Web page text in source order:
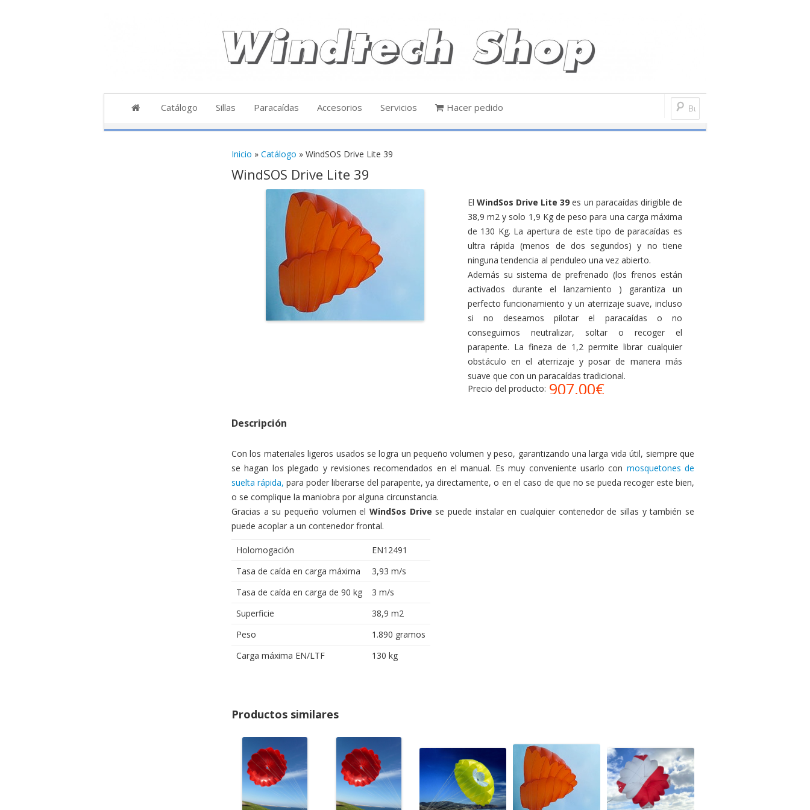
Catálogo Sillas
Reversibles
Biplaza
Accesorios para sillas
Paracaídas
hasta 85 kg
hasta 100 kg
hasta 115 kg
hasta 180 kg
hasta 105 kg
hasta 120 kg
hasta 150 kg
hasta 220 kg
Accesorios
Accesorios
Electrónica
Accesorios paracaídas
Accesorios para sillas
Servicios Hacer pedido
Inicio » Catálogo » WindSOS Drive Lite 39
WindSOS Drive Lite 39
El WindSos Drive Lite 39 es un paracaídas dirigible de
38,9 m2 y solo 1,9 Kg de peso para una carga máxima
de 130 Kg. La apertura de este tipo de paracaídas es
ultra rápida (menos de dos segundos) y no tiene
ninguna tendencia al penduleo una vez abierto.
Además su sistema de prefrenado (los frenos están
activados durante el lanzamiento ) garantiza un
perfecto funcionamiento y un aterrizaje suave, incluso
si no deseamos pilotar el paracaídas o no
conseguimos neutralizar, soltar o recoger el
parapente. La fineza de 1,2 permite librar cualquier
obstáculo en el aterrizaje y posar de manera más
suave que con un paracaídas tradicional.
Precio del producto: 907.00€
Descripción
Con los materiales ligeros usados se logra un pequeño volumen y peso, garantizando una larga vida útil, siempre que
se hagan los plegado y revisiones recomendados en el manual. Es muy conveniente usarlo con mosquetones de
suelta rápida,para poder liberarse del parapente, ya directamente, o en el caso de que no se pueda recoger este bien,
o se complique la maniobra por alguna circunstancia.
Gracias a su pequeño volumen el WindSos Drive se puede instalar en cualquier contenedor de sillas y también se
puede acoplar a un contenedor frontal.
Holomogación
EN12491
Tasa de caída en carga máxima
3,93 m/s
Tasa de caída en carga de 90 kg
3 m/s
Superficie
38,9 m2
Peso
1.890 gramos
Carga máxima EN/LTF
130 kg
Productos similares